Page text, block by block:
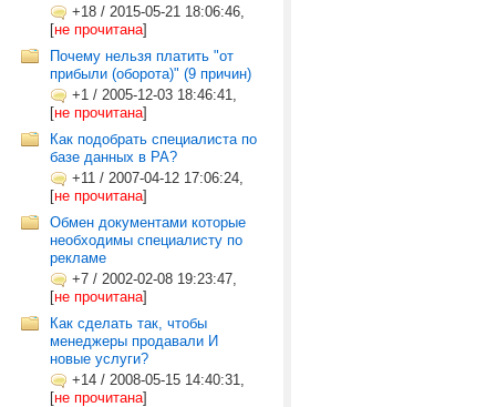
+18 / 2015-05-21 18:06:46,
[не прочитана]
Почему нельзя платить "от
прибыли (оборота)" (9 причин)
+1 / 2005-12-03 18:46:41,
[не прочитана]
Как подобрать специалиста по
базе данных в РА?
+11 / 2007-04-12 17:06:24,
[не прочитана]
Обмен документами которые
необходимы специалисту по
рекламе
+7 / 2002-02-08 19:23:47,
[не прочитана]
Как сделать так, чтобы
менеджеры продавали И
новые услуги?
+14 / 2008-05-15 14:40:31,
[не прочитана]